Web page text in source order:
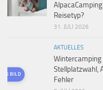
Reisetyp?
31. JULI 2026
BILD
AKTUELLES
Stellplatzwahl,
Fehler